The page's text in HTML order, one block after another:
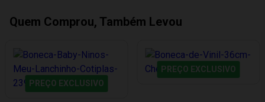
Quem Comprou, Também Levou
PREÇO EXCLUSIVO
PREÇO EXCLUSIVO